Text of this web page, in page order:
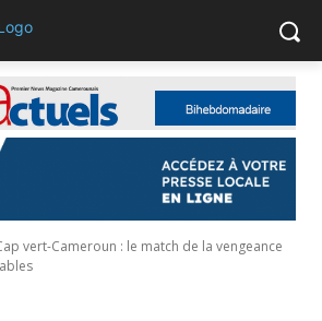
vert-Cameroun : le match de la vengeance